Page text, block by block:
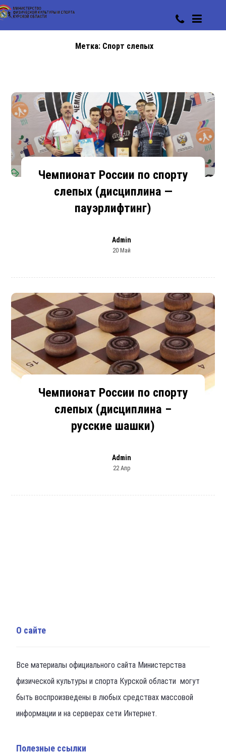
Метка: Спорт слепых
Чемпионат России по спорту
слепых (дисциплина —
пауэрлифтинг)
Admin
20 Май
Чемпионат России по спорту
слепых (дисциплина –
русские шашки)
Admin
22 Апр
О сайте
Все материалы официального сайта Министерства
физической культуры и спорта Курской области могут
быть воспроизведены в любых средствах массовой
информации и на серверах сети Интернет.
Полезные ссылки